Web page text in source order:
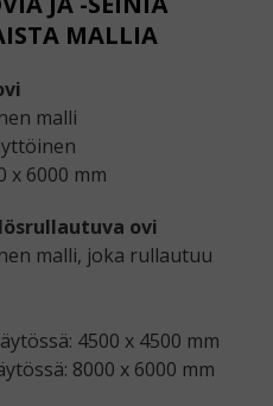
MALLIA
malli
x 6000 mm
ovi
malli, joka rullautuu
4500 x 4500 mm
8000 x 6000 mm